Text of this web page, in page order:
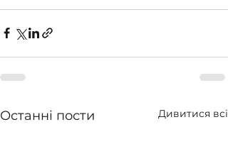
Останні пости Дивитися всі